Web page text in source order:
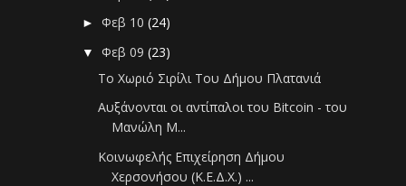
►Φεβ 10(24)
▼Φεβ 09(23)
Το Χωριό Σιρίλι Του Δήμου Πλατανιά
Αυξάνονται οι αντίπαλοι του Bitcoin - του
Μανώλη Μ...
Κοινωφελής Επιχείρηση Δήμου
Χερσονήσου (Κ.Ε.Δ.Χ.) ...